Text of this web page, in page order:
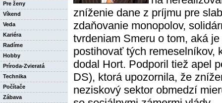
Pre ženy
Víkend
Veda
Kariéra
Radíme
Hobby
Príroda-Zvieratá
Technika
Počítače
Zábava
zníženie dane z príjmu pre
zdaňovanie monopolov,
tvrdeniam Smeru o tom, aká
postihovať tých remeselníkov,
dodal Hort. Podporil tiež apel
DS), ktorá upozornila, že
neziskový sektor obmedzí